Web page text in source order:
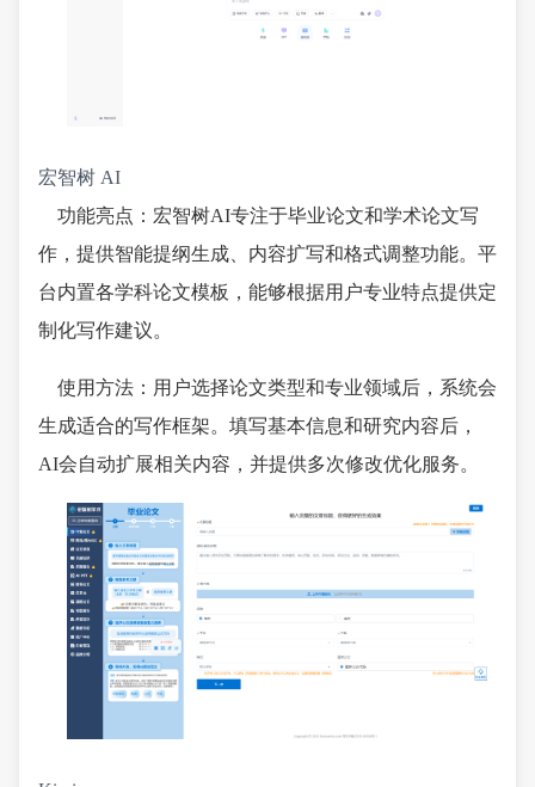
宏智树 AI
功能亮点：宏智树AI专注于毕业论文和学术论文写
作，提供智能提纲生成、内容扩写和格式调整功能。平
台内置各学科论文模板，能够根据用户专业特点提供定
制化写作建议。
使用方法：用户选择论文类型和专业领域后，系统会
生成适合的写作框架。填写基本信息和研究内容后，
AI会自动扩展相关内容，并提供多次修改优化服务。